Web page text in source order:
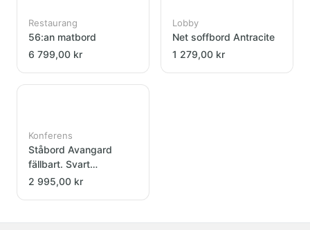
Restaurang
56:an matbord
6 799,00 kr
Lobby
Net soffbord Antracite
1 279,00 kr
Konferens
Ståbord Avangard
fällbart. Svart
underrede. Svart
2 995,00 kr